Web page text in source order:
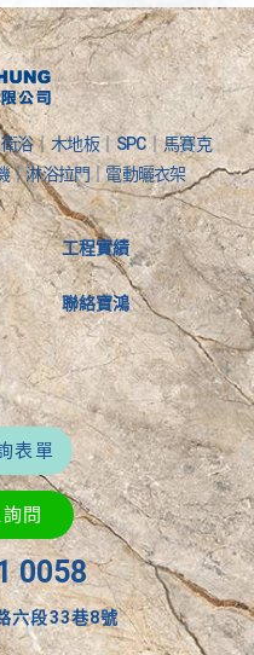
浴｜木地板｜SPC｜馬賽克
｜淋浴拉門｜電動曬衣架
工程實績
聯絡寶鴻
表單
問
0058
六段33巷8號